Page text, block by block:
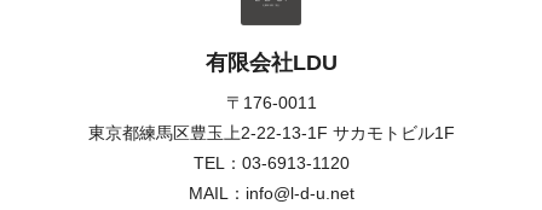
有限会社LDU
〒176-0011
東京都練馬区豊玉上2-22-13-1F サカモトビル1F
TEL： 03-6913-1120
MAIL：info@l-d-u.net